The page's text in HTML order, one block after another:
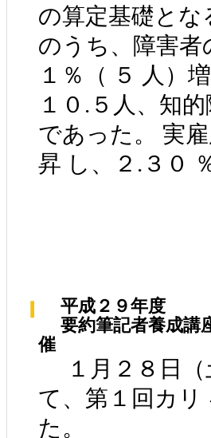
の算定基礎とな
のうち、障害者
１％（ ５ 人）
１０.５人、知
であった。 実
昇 し、２.３０
平成２９年度
要約筆記者養成講
催
１月２８日（
て、第１回カリ
た。